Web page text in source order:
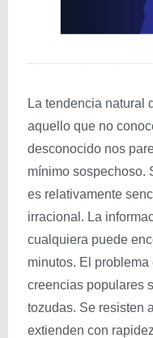
La tendencia natural
aquello que no
desconocido nos
mínimo sospechoso.
es relativamente
irracional. La
cualquiera puede
minutos. El
creencias populares
tozudas. Se resisten
extienden con